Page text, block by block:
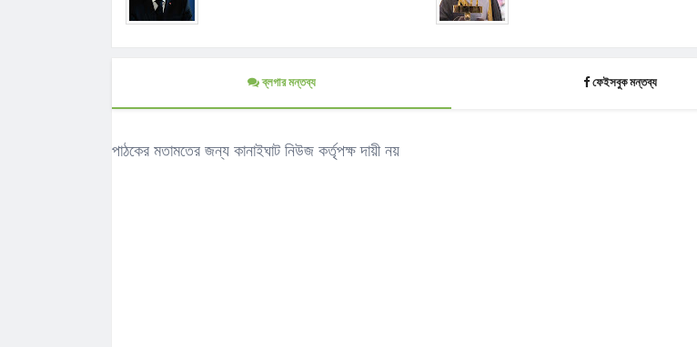
ব্লগার মন্তব্য ফেইসবুক মন্তব্য
পাঠকের মতামতের জন্য কানাইঘাট নিউজ কর্তৃপক্ষ দায়ী নয়